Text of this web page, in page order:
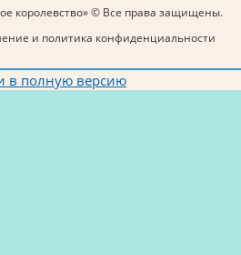
королевство» © Все права защищены.
и политика конфиденциальности
в полную версию